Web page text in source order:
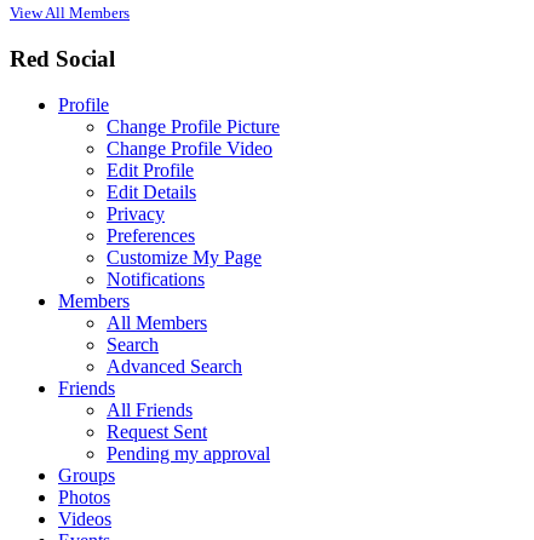
View All Members
Red Social
Profile
Change Profile Picture
Change Profile Video
Edit Profile
Edit Details
Privacy
Preferences
Customize My Page
Notifications
Members
All Members
Search
Advanced Search
Friends
All Friends
Request Sent
Pending my approval
Groups
Photos
Videos